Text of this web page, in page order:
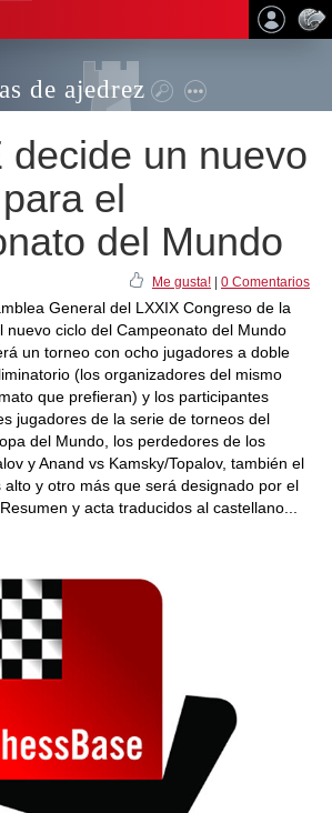
de ajedrez
decide un nuevo
el
del Mundo
Me gusta! 0 Comentarios
General del LXXIX Congreso de la
nuevo ciclo del Campeonato del Mundo
un torneo con ocho jugadores a doble
(los organizadores del mismo
que prefieran) y los participantes
jugadores de la serie de torneos del
del Mundo, los perdedores de los
y Anand vs Kamsky/Topalov, también el
alto y otro más que será designado por el
y acta traducidos al castellano...